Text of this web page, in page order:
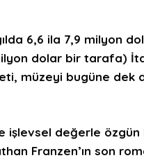
6,6 ila 7,9 milyon
dolar bir tarafa)
i, müzeyi bugüne dek
işlevsel değerle özgün
Franzen’ın son